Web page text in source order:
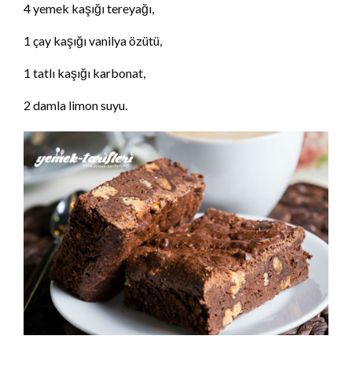
4 yemek kaşığı tereyağı,
1 çay kaşığı vanilya özütü,
1 tatlı kaşığı karbonat,
2 damla limon suyu.